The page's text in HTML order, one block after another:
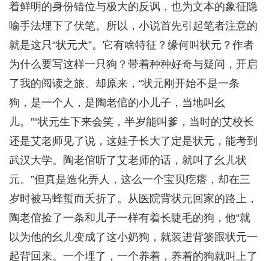
着鲜明的身份错位与极大的反讽，也为文本的象征隐
喻手法埋下了伏笔。所以，小说首先引起笔者注意的
就是这只“状元犬”。它有啥特征？缘何叫状元？作者
为什么要写这样一只狗？带着种种好奇与疑问，开启
了我的阅读之旅。却原来，“状元刚开始不是一条
狗，是一个人，是陶老倌的小儿子，当地叫幺
儿。”“状元生下来会笑，半岁能叫爹，当时的艾校长
还是艾老师见了说，这娃子长大了定是状元，能考到
武汉大学。陶老倌听了艾老师的话，就叫了幺儿状
元。”但真是造化弄人，这么一个宝贝疙瘩，却在三
岁时被马蜂蜇而夭折了。从医院背状元回家的路上，
陶老倌捡了一条和儿子一样有着长睫毛的狗，他“就
以为他的幺儿变成了这小奶狗，就装进背篓跟状元一
起背回来。一个埋了，一个养着，养着的狗就叫上了